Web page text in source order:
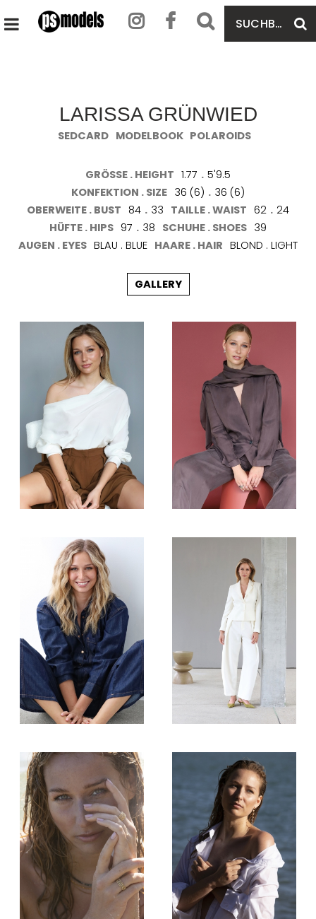
SUCHBEGRIFF
EINGEBEN
HAUPTMENÜ
LARISSA GRÜNWIED
SEDCARD MODELBOOK POLAROIDS
GRÖSSE . HEIGHT 1.77 . 5'9.5
KONFEKTION . SIZE 36 (6) . 36 (6)
OBERWEITE . BUST 84 . 33 TAILLE . WAIST 62 . 24
HÜFTE . HIPS 97 . 38 SCHUHE . SHOES 39
AUGEN . EYES BLAU . BLUE HAARE . HAIR BLOND . LIGHT
GALLERY